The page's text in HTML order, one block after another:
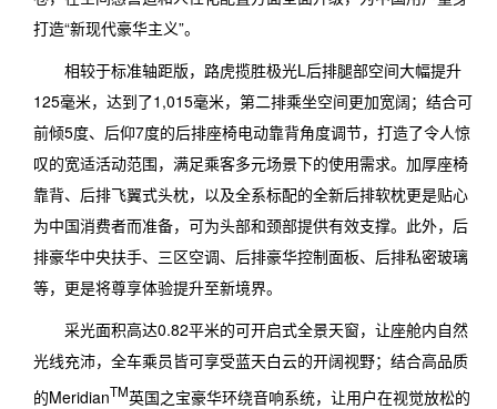
打造“新现代豪华主义”。
相较于标准轴距版，路虎揽胜极光L后排腿部空间大幅提升
125毫米，达到了1,015毫米，第二排乘坐空间更加宽阔；结合可
前倾5度、后仰7度的后排座椅电动靠背角度调节，打造了令人惊
叹的宽适活动范围，满足乘客多元场景下的使用需求。加厚座椅
靠背、后排飞翼式头枕，以及全系标配的全新后排软枕更是贴心
为中国消费者而准备，可为头部和颈部提供有效支撑。此外，后
排豪华中央扶手、三区空调、后排豪华控制面板、后排私密玻璃
等，更是将尊享体验提升至新境界。
采光面积高达0.82平米的可开启式全景天窗，让座舱内自然
光线充沛，全车乘员皆可享受蓝天白云的开阔视野；结合高品质
的MeridianTM英国之宝豪华环绕音响系统，让用户在视觉放松的